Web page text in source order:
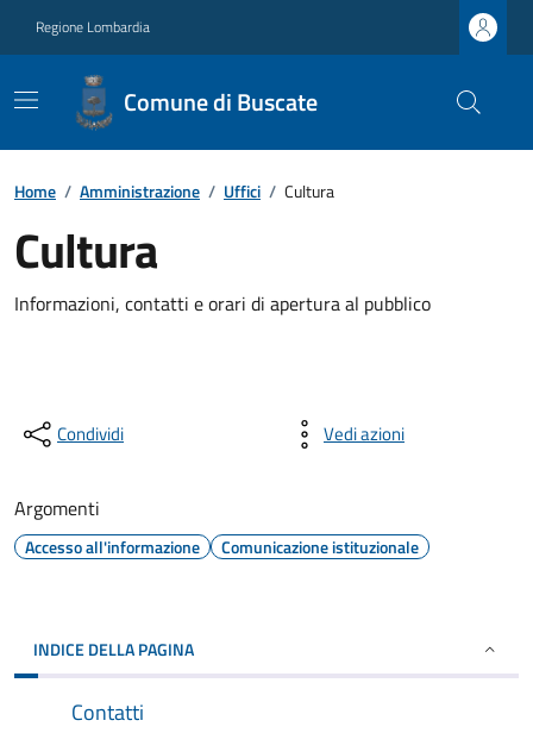
Regione Lombardia
Comune di Buscate
Home / Amministrazione / Uffici / Cultura
Cultura
Informazioni, contatti e orari di apertura al pubblico
Condividi Vedi azioni
Argomenti
Accesso all'informazione Comunicazione istituzionale
INDICE DELLA PAGINA
Contatti